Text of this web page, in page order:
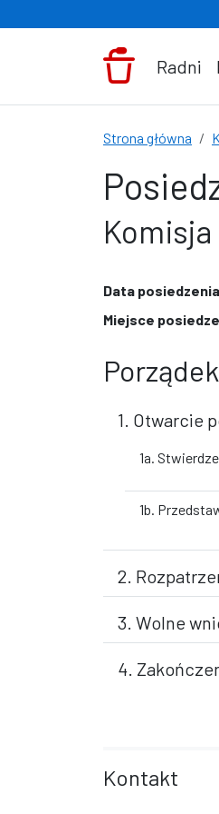
Radni
Strona główna
Data posiedzenia
Miejsce
1. Otwarcie
1a.
1b.
2.
3. Wolne
4.
Kontakt